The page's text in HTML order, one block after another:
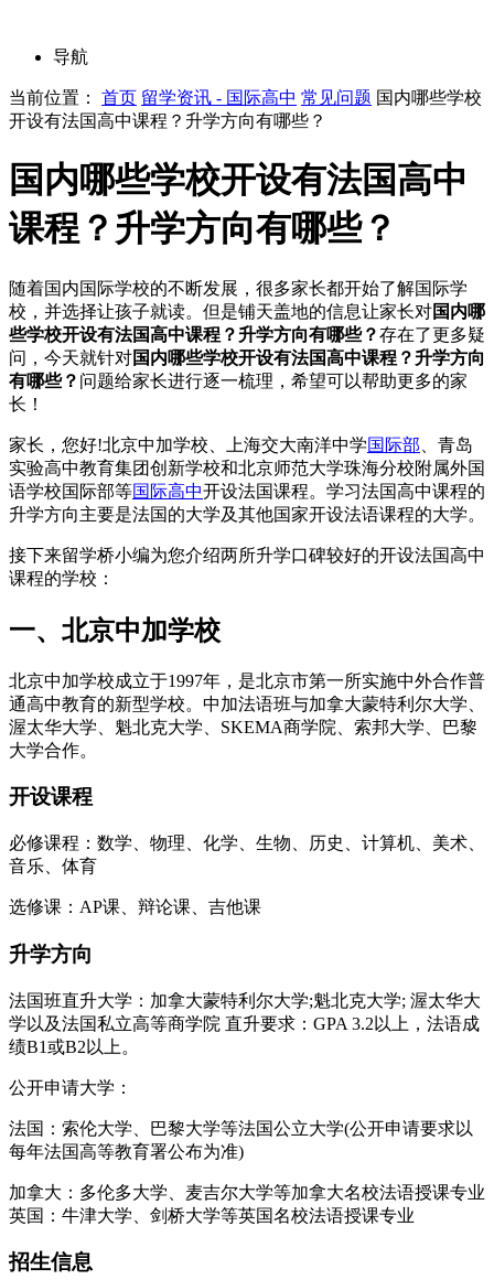
导航
当前位置： 首页 留学资讯 - 国际高中 常见问题 国内哪些学校
开设有法国高中课程？升学方向有哪些？
国内哪些学校开设有法国高中
课程？升学方向有哪些？
随着国内国际学校的不断发展，很多家长都开始了解国际学
校，并选择让孩子就读。但是铺天盖地的信息让家长对国内哪
些学校开设有法国高中课程？升学方向有哪些？存在了更多疑
问，今天就针对国内哪些学校开设有法国高中课程？升学方向
有哪些？ 问题给家长进行逐一梳理，希望可以帮助更多的家
长！
家长，您好!北京中加学校、上海交大南洋中学国际部 、青岛
实验高中教育集团创新学校和北京师范大学珠海分校附属外国
语学校国际部等国际高中开设法国课程。学习法国高中课程的
升学方向主要是法国的大学及其他国家开设法语课程的大学。
接下来留学桥小编为您介绍两所升学口碑较好的开设法国高中
课程的学校：
一、北京中加学校
北京中加学校成立于1997年，是北京市第一所实施中外合作普
通高中教育的新型学校。中加法语班与加拿大蒙特利尔大学、
渥太华大学、魁北克大学、SKEMA商学院、索邦大学、巴黎
大学合作。
开设课程
必修课程：数学、物理、化学、生物、历史、计算机、美术、
音乐、体育
选修课：AP课、辩论课、吉他课
升学方向
法国班直升大学：加拿大蒙特利尔大学;魁北克大学; 渥太华大
学以及法国私立高等商学院 直升要求：GPA 3.2以上，法语成
绩B1或B2以上。
公开申请大学：
法国：索伦大学、巴黎大学等法国公立大学(公开申请要求以
每年法国高等教育署公布为准)
加拿大：多伦多大学、麦吉尔大学等加拿大名校法语授课专业
英国：牛津大学、剑桥大学等英国名校法语授课专业
招生信息